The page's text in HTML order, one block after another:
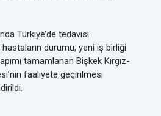
Türkiye’de tedavisi
hastaların durumu, yeni iş birliği
tamamlanan Bişkek Kırgız-
faaliyete geçirilmesi